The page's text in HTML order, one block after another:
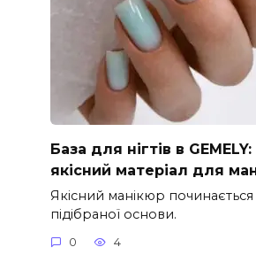
База для нігтів в
якісний матеріал для
Якісний манікюр
підібраної основи.
0 4